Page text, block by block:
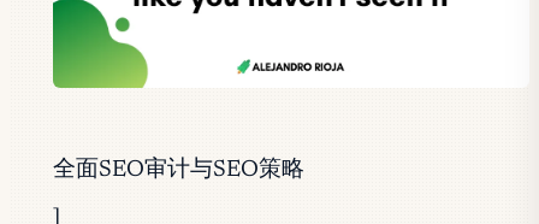
全面SEO审计与SEO策略